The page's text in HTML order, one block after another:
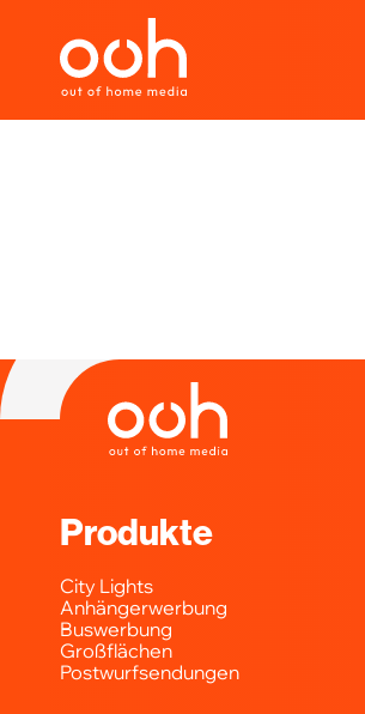
OOH.
Produkte
City Lights
Anhängerwerbung
Buswerbung
Großflächen
Postwurfsendungen